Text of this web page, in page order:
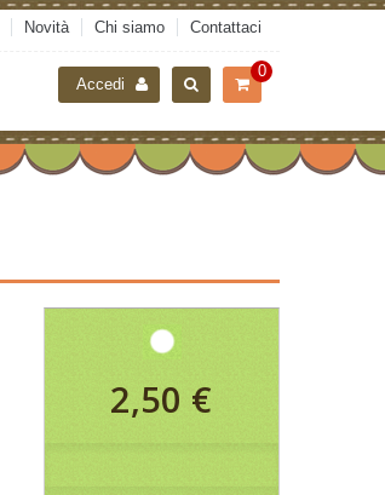
Novità Chi siamo Contattaci
0
Accedi
2,50 €